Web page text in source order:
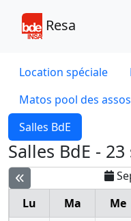
Resa
Location spéciale
Matos pool des assos
Salles BdE
Salles BdE -
Lu
Ma Me